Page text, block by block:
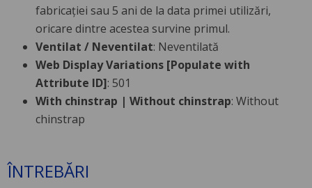
fabricației sau 5 ani de la data primei utilizări,
oricare dintre acestea survine primul.
Ventilat / Neventilat: Neventilată
Web Display Variations [Populate with
Attribute ID]: 501
With chinstrap | Without chinstrap: Without
chinstrap
ÎNTREBĂRI